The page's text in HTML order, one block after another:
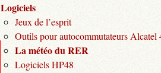
Logiciels
Jeux de l’esprit
Outils pour autocommutateurs Alcatel
La météo du RER
Logiciels HP48